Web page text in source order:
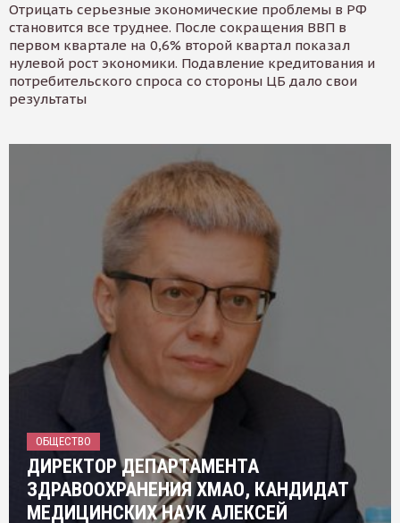
Отрицать серьезные экономические проблемы в РФ
становится все труднее. После сокращения ВВП в
первом квартале на 0,6% второй квартал показал
нулевой рост экономики. Подавление кредитования и
потребительского спроса со стороны ЦБ дало свои
результаты
ОБЩЕСТВО
ДИРЕКТОР ДЕПАРТАМЕНТА
ЗДРАВООХРАНЕНИЯ ХМАО, КАНДИДАТ
МЕДИЦИНСКИХ НАУК АЛЕКСЕЙ